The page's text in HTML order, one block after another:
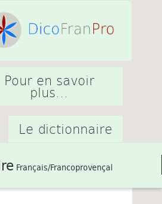
Pour en savoir
plus...
Le dictionnaire
Français/Francoprovençal